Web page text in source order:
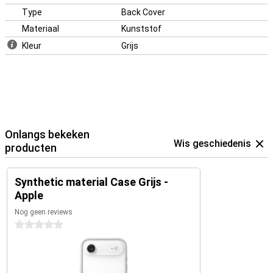
Type
Back Cover
Materiaal
Kunststof
Kleur
Grijs
Onlangs bekeken
producten
Wis geschiedenis
Synthetic material Case Grijs -
Apple
Nog geen reviews
0 sterren